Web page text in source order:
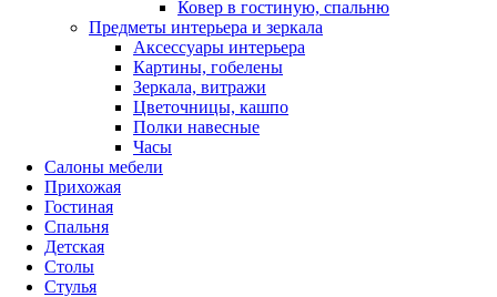
Ковер в гостиную, спальню
Предметы интерьера и зеркала
Аксессуары интерьера
Картины, гобелены
Зеркала, витражи
Цветочницы, кашпо
Полки навесные
Часы
Салоны мебели
Прихожая
Гостиная
Спальня
Детская
Столы
Стулья